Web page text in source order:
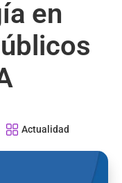
en
Actualidad